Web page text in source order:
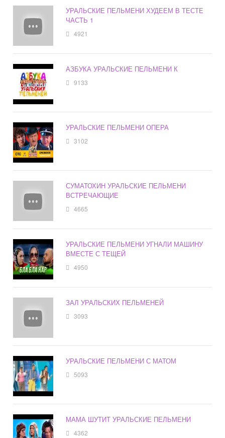
УРАЛЬСКИЕ ПЕЛЬМЕНИ ХУДЕЕМ В ТЕСТЕ
ЧАСТЬ 1
4921
АЗБУКА УРАЛЬСКИЕ ПЕЛЬМЕНИ К
9133
УРАЛЬСКИЕ ПЕЛЬМЕНИ ОПЕРА
3102
СУМАТОХИН УРАЛЬСКИЕ ПЕЛЬМЕНИ
ВСТРЕЧАЮЩИЕ
4665
УРАЛЬСКИЕ ПЕЛЬМЕНИ УГНАЛИ МАШИНУ
ВМЕСТЕ С ТЕЩЕЙ
4950
ЗАЛ УРАЛЬСКИХ ПЕЛЬМЕНЕЙ
3093
УРАЛЬСКИЕ ПЕЛЬМЕНИ С МАТОМ
5093
МАМА ШУТИТ УРАЛЬСКИЕ ПЕЛЬМЕНИ
4362